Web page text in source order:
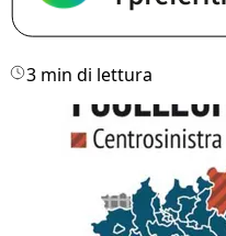
3 min di lettura